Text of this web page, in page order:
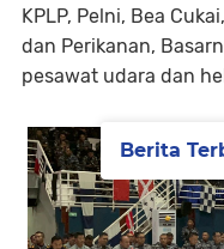
KPLP, Pelni, Bea
dan Perikanan,
pesawat udara dan
Berita